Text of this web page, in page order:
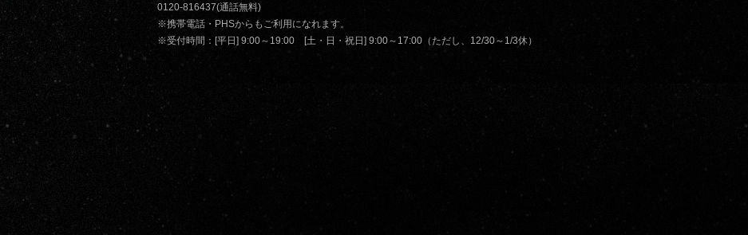
0120-816437(通話無料)
※携帯電話・PHSからもご利用になれます。
※受付時間：[平日] 9:00～19:00 [土・日・祝日] 9:00～17:00（ただし、12/30～1/3休）